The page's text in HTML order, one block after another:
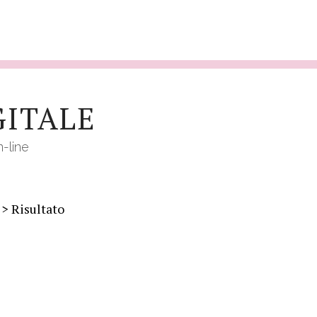
line
> Risultato